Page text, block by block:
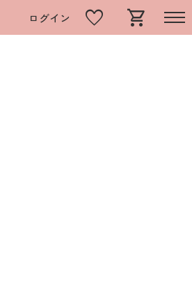
ログイン favorite shopping_cart